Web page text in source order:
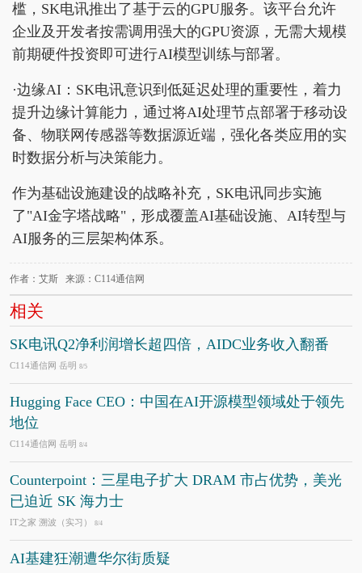
槛，SK电讯推出了基于云的GPU服务。该平台允许
企业及开发者按需调用强大的GPU资源，无需大规模
前期硬件投资即可进行AI模型训练与部署。
·边缘AI：SK电讯意识到低延迟处理的重要性，着力
提升边缘计算能力，通过将AI处理节点部署于移动设
备、物联网传感器等数据源近端，强化各类应用的实
时数据分析与决策能力。
作为基础设施建设的战略补充，SK电讯同步实施
了"AI金字塔战略"，形成覆盖AI基础设施、AI转型与
AI服务的三层架构体系。
作者：艾斯 来源：C114通信网
相关
SK电讯Q2净利润增长超四倍，AIDC业务收入翻番
C114通信网 岳明 8/5
Hugging Face CEO：中国在AI开源模型领域处于领先
地位
C114通信网 岳明 8/4
Counterpoint：三星电子扩大 DRAM 市占优势，美光
已迫近 SK 海力士
IT之家 溯波（实习） 8/4
AI基建狂潮遭华尔街质疑